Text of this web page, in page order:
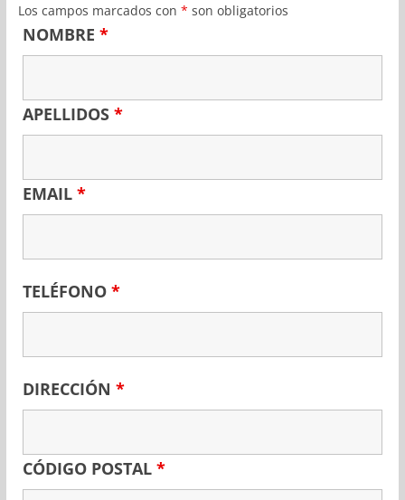
Los campos marcados con * son obligatorios
NOMBRE *
APELLIDOS *
EMAIL *
TELÉFONO *
DIRECCIÓN *
CÓDIGO POSTAL *